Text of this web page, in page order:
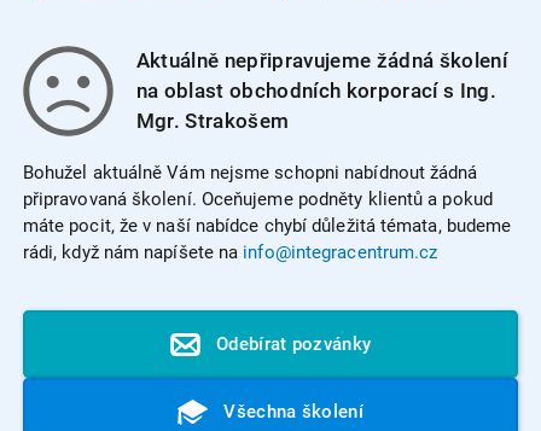
Aktuálně nepřipravujeme žádná školení
na oblast obchodních korporací s Ing.
Mgr. Strakošem
Bohužel aktuálně Vám nejsme schopni nabídnout žádná
připravovaná školení. Oceňujeme podněty klientů a pokud
máte pocit, že v naší nabídce chybí důležitá témata, budeme
rádi, když nám napíšete na info@integracentrum.cz
Odebírat pozvánky
Všechna školení